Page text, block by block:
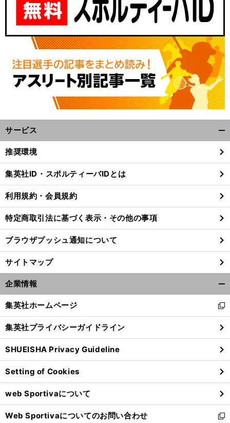
、
前
サービス
閉
る
推奨環境
集英社ID・スポルティーバIDとは
利用規約・会員規約
特定商取引法に基づく表示・その他の事項
ブラウザプッシュ通知について
サイトマップ
企業情報
閉
る
集英社ホームページ
新
し
い
ウ
ィ
ン
ド
ウ
で
開
く
集英社プライバシーガイドライン
SHUEISHA Privacy Guideline
Setting of Cookies
web Sportivaについて
Web Sportivaについてのお問い合わせ
新